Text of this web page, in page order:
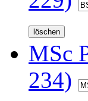
MSc
234)